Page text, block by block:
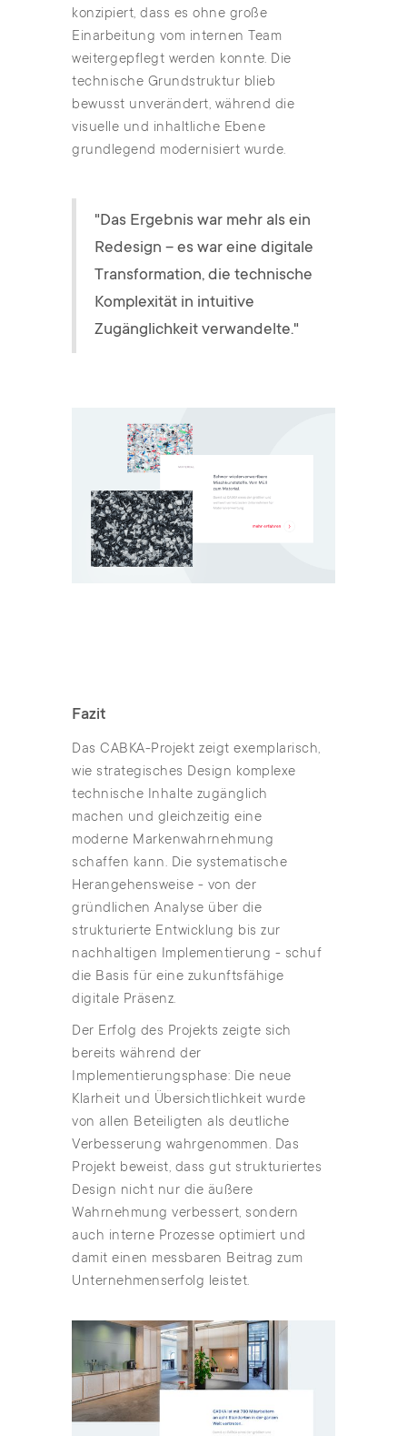
konzipiert, dass es ohne große
Einarbeitung vom internen Team
weitergepflegt werden konnte. Die
technische Grundstruktur blieb
bewusst unverändert, während die
visuelle und inhaltliche Ebene
grundlegend modernisiert wurde.
"Das Ergebnis war mehr als ein
Redesign – es war eine digitale
Transformation, die technische
Komplexität in intuitive
Zugänglichkeit verwandelte."
Fazit
Das CABKA-Projekt zeigt exemplarisch,
wie strategisches Design komplexe
technische Inhalte zugänglich
machen und gleichzeitig eine
moderne Markenwahrnehmung
schaffen kann. Die systematische
Herangehensweise - von der
gründlichen Analyse über die
strukturierte Entwicklung bis zur
nachhaltigen Implementierung - schuf
die Basis für eine zukunftsfähige
digitale Präsenz.
Der Erfolg des Projekts zeigte sich
bereits während der
Implementierungsphase: Die neue
Klarheit und Übersichtlichkeit wurde
von allen Beteiligten als deutliche
Verbesserung wahrgenommen. Das
Projekt beweist, dass gut strukturiertes
Design nicht nur die äußere
Wahrnehmung verbessert, sondern
auch interne Prozesse optimiert und
damit einen messbaren Beitrag zum
Unternehmenserfolg leistet.